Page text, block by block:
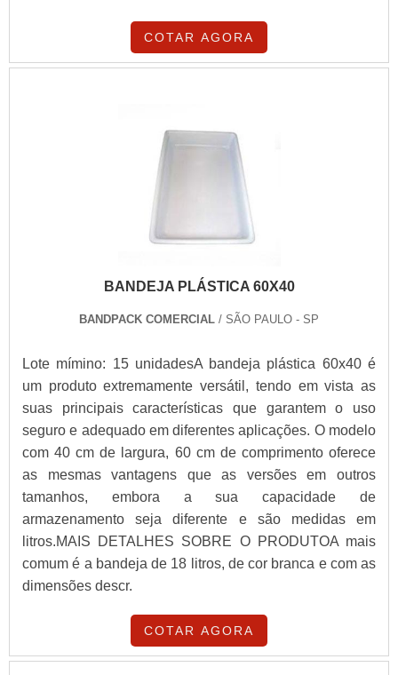
COTAR AGORA
BANDEJA PLÁSTICA 60X40
BANDPACK COMERCIAL / SÃO PAULO - SP
Lote mímino: 15 unidadesA bandeja plástica 60x40 é
um produto extremamente versátil, tendo em vista as
suas principais características que garantem o uso
seguro e adequado em diferentes aplicações. O modelo
com 40 cm de largura, 60 cm de comprimento oferece
as mesmas vantagens que as versões em outros
tamanhos, embora a sua capacidade de
armazenamento seja diferente e são medidas em
litros.MAIS DETALHES SOBRE O PRODUTOA mais
comum é a bandeja de 18 litros, de cor branca e com as
dimensões descr.
COTAR AGORA